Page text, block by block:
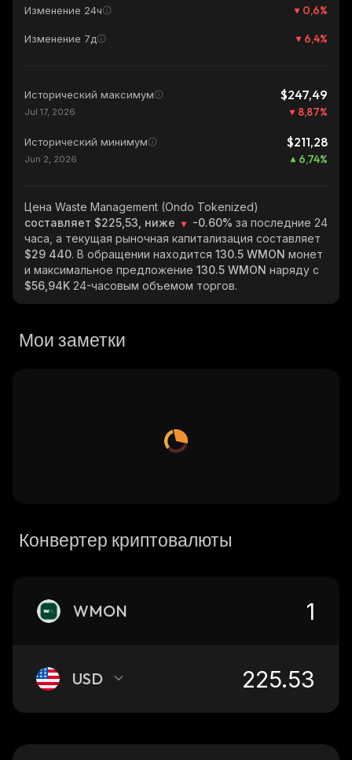
Изменение 24ч 0,6%
Изменение 7д 6,4%
Исторический максимум $247,49
Jul 17, 2026 8,87%
Исторический минимум $211,28
Jun 2, 2026 6,74%
Цена Waste Management (Ondo Tokenized)
составляет $225,53, ниже
-0.60% за последние 24
часа, а текущая рыночная капитализация составляет
$29 440. В обращении находится 130.5 WMON монет
и максимальное предложение 130.5 WMON наряду с
$56,94K 24-часовым объемом торгов.
Мои заметки
Конвертер криптовалюты
WMON
USD